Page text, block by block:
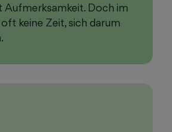
Aufmerksamkeit. Doch im
keine Zeit, sich darum